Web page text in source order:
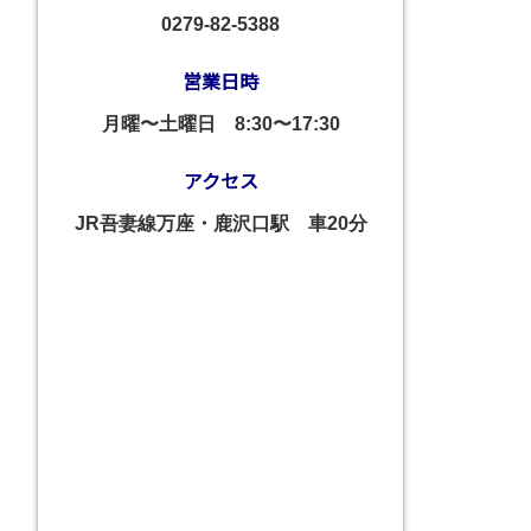
0279-82-5388
営業日時
月曜〜土曜日 8:30〜17:30
アクセス
JR吾妻線万座・鹿沢口駅 車20分